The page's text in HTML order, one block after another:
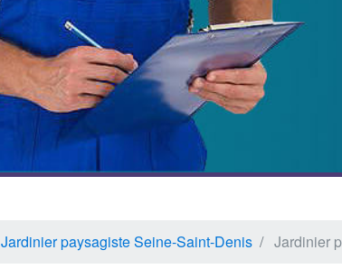
Jardinier paysagiste Seine-Saint-Denis Jardinier